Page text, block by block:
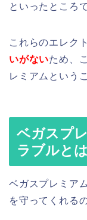
といったところ
これらのエレク
いがないため、
レミアムという
ベガスプ
ラブルとは
ベガスプレミア
を守ってくれる